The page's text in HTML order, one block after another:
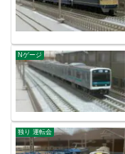
Nゲージ
独り 運転会